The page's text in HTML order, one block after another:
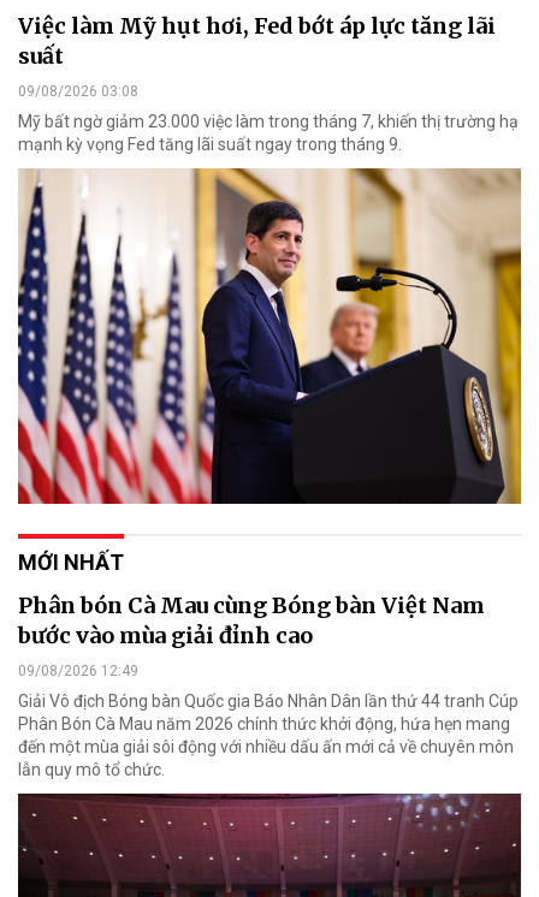
Việc làm Mỹ hụt hơi, Fed bớt áp lực tăng lãi
suất
09/08/2026 03:08
Mỹ bất ngờ giảm 23.000 việc làm trong tháng 7, khiến thị trường hạ
mạnh kỳ vọng Fed tăng lãi suất ngay trong tháng 9.
MỚI NHẤT
Phân bón Cà Mau cùng Bóng bàn Việt Nam
bước vào mùa giải đỉnh cao
09/08/2026 12:49
Giải Vô địch Bóng bàn Quốc gia Báo Nhân Dân lần thứ 44 tranh Cúp
Phân Bón Cà Mau năm 2026 chính thức khởi động, hứa hẹn mang
đến một mùa giải sôi động với nhiều dấu ấn mới cả về chuyên môn
lẫn quy mô tổ chức.